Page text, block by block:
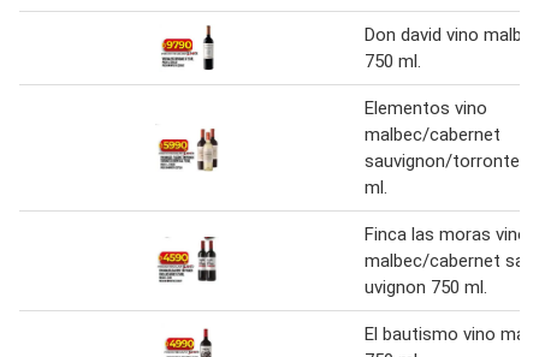
Don david vino
750 ml.
Elementos vino
malbec/cabernet
sauvignon/torrontes
ml.
Finca las moras vino
malbec/cabernet sa
uvignon 750 ml.
El bautismo vino